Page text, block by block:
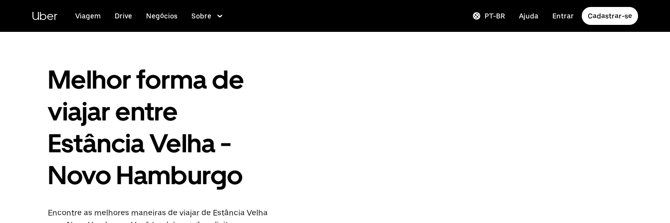
conteúdo
Uber Viagem Drive Negócios Sobre PT-BR Ajuda Entrar Cadastrar-se
Melhor forma de
viajar entre
Estância Velha -
Novo Hamburgo
Encontre as melhores maneiras de viajar de Estância Velha